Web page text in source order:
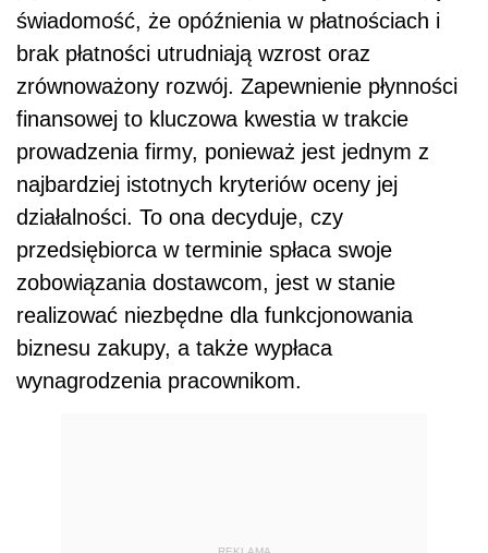
świadomość, że opóźnienia w płatnościach i
brak płatności utrudniają wzrost oraz
zrównoważony rozwój. Zapewnienie płynności
finansowej to kluczowa kwestia w trakcie
prowadzenia firmy, ponieważ jest jednym z
najbardziej istotnych kryteriów oceny jej
działalności. To ona decyduje, czy
przedsiębiorca w terminie spłaca swoje
zobowiązania dostawcom, jest w stanie
realizować niezbędne dla funkcjonowania
biznesu zakupy, a także wypłaca
wynagrodzenia pracownikom.